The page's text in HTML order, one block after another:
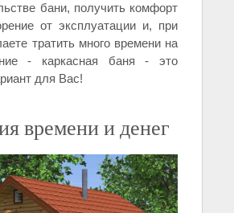
бани, получить комфорт
от эксплуатации и, при
тратить много времени на
- каркасная баня - это
для Вас!
времени и денег